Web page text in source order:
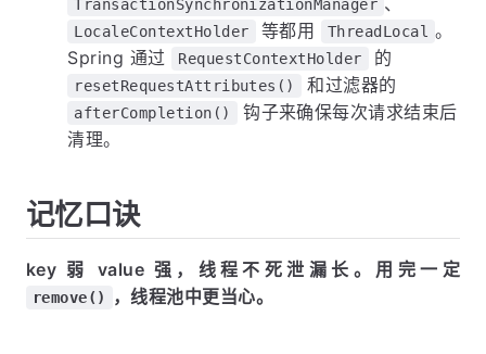
TransactionSynchronizationManager
LocaleContextHolder 等都用 ThreadLocal 。
Spring 通过
RequestContextHolder 的
resetRequestAttributes() 和过滤器的
afterCompletion()
钩子来确保每次请求结束后
清理。
记忆口诀
key 弱 value 强，线程不死泄漏长。用完一定
remove() ，线程池中更当心。